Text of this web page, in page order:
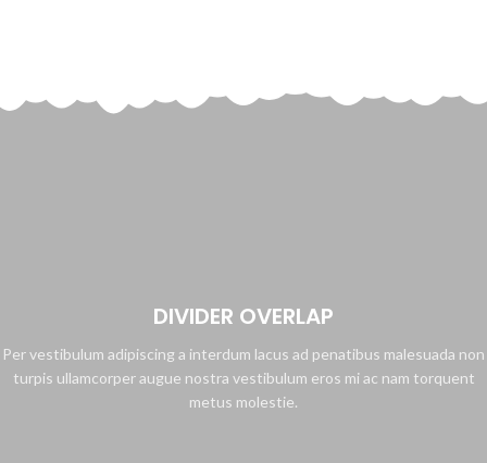
DIVIDER OVERLAP
Per vestibulum adipiscing a interdum lacus ad penatibus malesuada non
turpis ullamcorper augue nostra vestibulum eros mi ac nam torquent
metus molestie.